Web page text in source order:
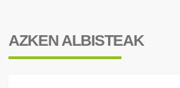
AZKEN ALBISTEAK